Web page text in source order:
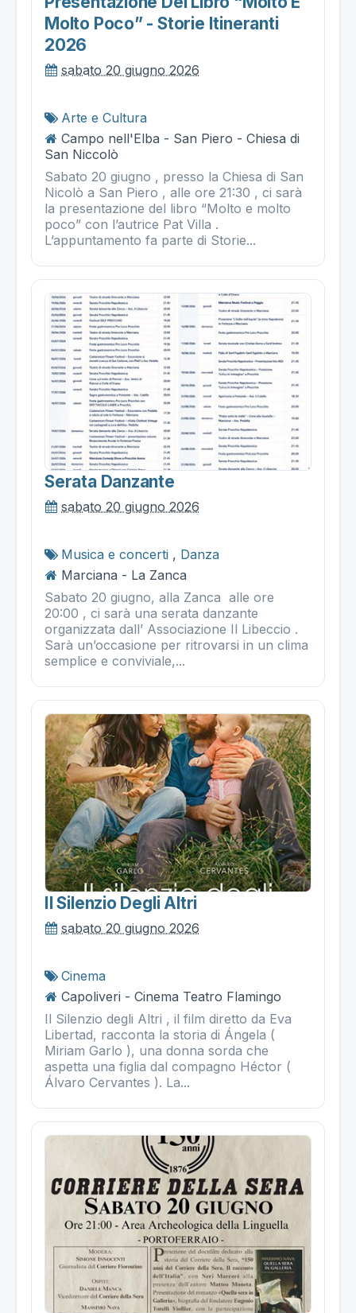
Molto Poco” - Storie Itineranti
2026
sabato 20 giugno 2026
Arte e Cultura
Campo nell'Elba - San Piero - Chiesa di
San Niccolò
Sabato 20 giugno , presso la Chiesa di San
Nicolò a San Piero , alle ore 21:30 , ci sarà
la presentazione del libro “Molto e molto
poco” con l’autrice Pat Villa .
L’appuntamento fa parte di Storie...
Serata Danzante
sabato 20 giugno 2026
Musica e concerti , Danza
Marciana - La Zanca
Sabato 20 giugno, alla Zanca alle ore
20:00 , ci sarà una serata danzante
organizzata dall’ Associazione Il Libeccio .
Sarà un’occasione per ritrovarsi in un clima
semplice e conviviale,...
Il Silenzio Degli Altri
sabato 20 giugno 2026
Cinema
Capoliveri - Cinema Teatro Flamingo
Il Silenzio degli Altri , il film diretto da Eva
Libertad, racconta la storia di Ángela (
Miriam Garlo ), una donna sorda che
aspetta una figlia dal compagno Héctor (
Álvaro Cervantes ). La...